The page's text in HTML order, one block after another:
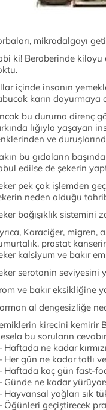
mikrodalgayı
ki! Beraberinde kiloyu
içinde insanın
karın doyurmaya
bu duruma direnç
lığıyla yaşayan
ve
bu gıdaların
edilse de şekerin
pek çok işlemden
neden olduğu
bağışıklık
Karaciğer, migren,
prostat
kalsiyum ve bakır
serotonin seviyesini
ve bakır eksikliğine
al dengesizliğe
kirecini kemirir
bu soruların
ne kadar
gün ne kadar tatlı
kaç gün fast-
ne kadar
yağları sık
geçiştirecek